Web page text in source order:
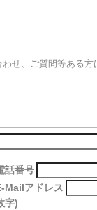
せ、ご質問等ある
話番号
Mailアドレス
字)